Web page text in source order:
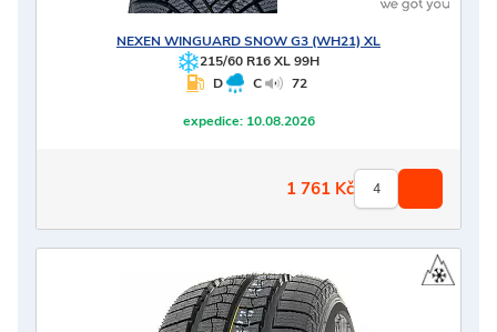
NEXEN WINGUARD SNOW G3 (WH21) XL
215/60 R16 XL 99H
D
C 72
expedice:10.08.2026
1 761 Kč